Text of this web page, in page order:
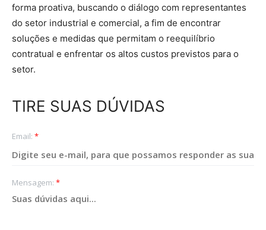
forma proativa, buscando o diálogo com representantes
do setor industrial e comercial, a fim de encontrar
soluções e medidas que permitam o reequilíbrio
contratual e enfrentar os altos custos previstos para o
setor.
TIRE SUAS DÚVIDAS
Email: *
Mensagem: *